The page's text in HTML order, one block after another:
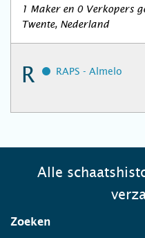
1 Maker en 0 Verkopers
Twente, Nederland
R RAPS - Almelo
Alle
Zoeken